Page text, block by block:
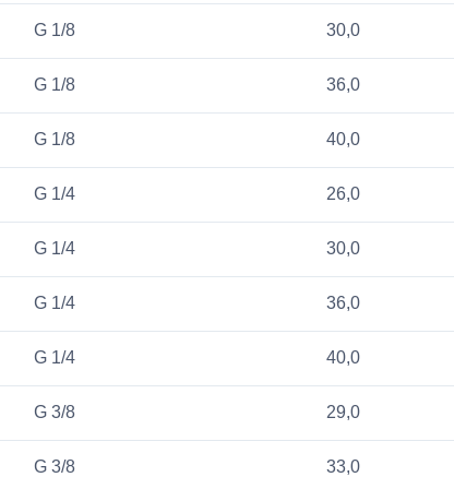
G 1/8 30,0
G 1/8 36,0
G 1/8 40,0
G 1/4 26,0
G 1/4 30,0
G 1/4 36,0
G 1/4 40,0
G 3/8 29,0
G 3/8 33,0